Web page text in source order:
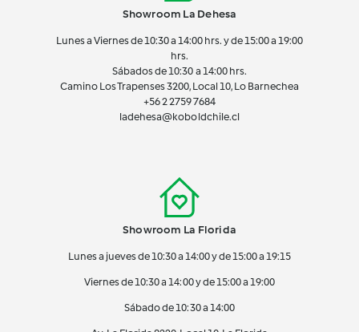
Showroom La Dehesa
Lunes a Viernes de 10:30 a 14:00 hrs. y de 15:00 a 19:00
hrs.
Sábados de 10:30 a 14:00 hrs.
Camino Los Trapenses 3200, Local 10, Lo Barnechea
+56 22759 7684
ladehesa@koboldchile.cl
Showroom La Florida
Lunes a jueves de 10:30 a 14:00 y de 15:00 a 19:15
Viernes de 10:30 a 14:00 y de 15:00 a 19:00
Sábado de 10:30 a 14:00